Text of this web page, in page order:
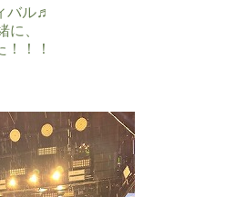
バル♬
、
！！